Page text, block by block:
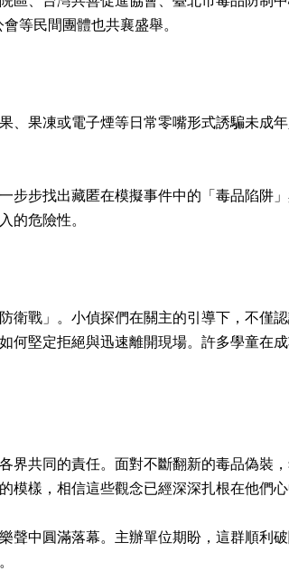
等民間團體也共襄盛舉。
果凍或電子煙等日常零嘴形式誘騙未成
步找出藏匿在模擬事件中的「毒品陷阱
的危險性。
戰」。小偵探們在關主的引導下，不僅
堅定拒絕與迅速離開現場。許多學童在
共同的責任。面對不斷翻新的毒品偽裝
模樣，相信這些觀念已經深深扎根在他們
中圓滿落幕。主辦單位期盼，這群順利